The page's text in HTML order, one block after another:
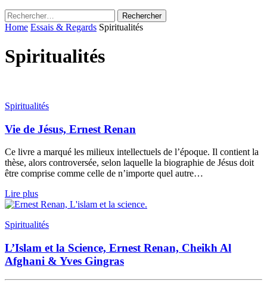
Rechercher :
Home Essais & Regards Spiritualités
Spiritualités
Spiritualités
Vie de Jésus, Ernest Renan
Ce livre a marqué les milieux intellectuels de l’époque. Il contient la
thèse, alors controversée, selon laquelle la biographie de Jésus doit
être comprise comme celle de n’importe quel autre…
Lire plus
Spiritualités
L’Islam et la Science, Ernest Renan, Cheikh Al
Afghani & Yves Gingras